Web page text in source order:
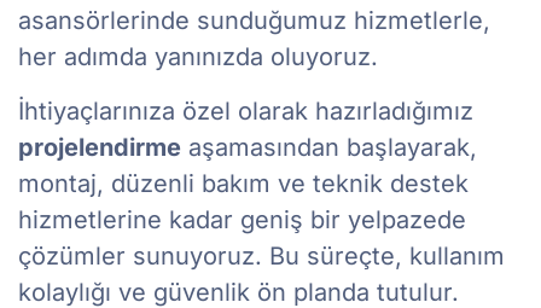
asansörlerinde sunduğumuz hizmetlerle,
her adımda yanınızda oluyoruz.
İhtiyaçlarınıza özel olarak hazırladığımız
projelendirme aşamasından başlayarak,
montaj, düzenli bakım ve teknik destek
hizmetlerine kadar geniş bir yelpazede
çözümler sunuyoruz. Bu süreçte, kullanım
kolaylığı ve güvenlik ön planda tutulur.